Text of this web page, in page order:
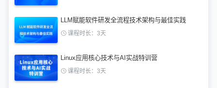
LLM赋能软件研发全流程技术架构与最佳实践
课程时长：3天
Linux应用核心技术与AI实战特训营
课程时长：3天